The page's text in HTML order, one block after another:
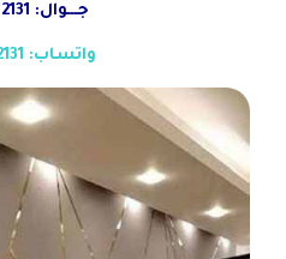
جـــوال: 05134172131
واتساب: 05134172131